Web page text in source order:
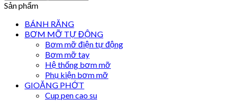
Sản phẩm
BÁNH RĂNG
BƠM MỠ TỰ ĐỘNG
Bơm mỡ điện tự động
Bơm mỡ tay
Hệ thống bơm mỡ
Phụ kiện bơm mỡ
GIOĂNG PHỚT
Cup pen cao su